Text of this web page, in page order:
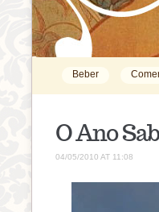
Beber
O Ano
04/05/2010 AT 11:08